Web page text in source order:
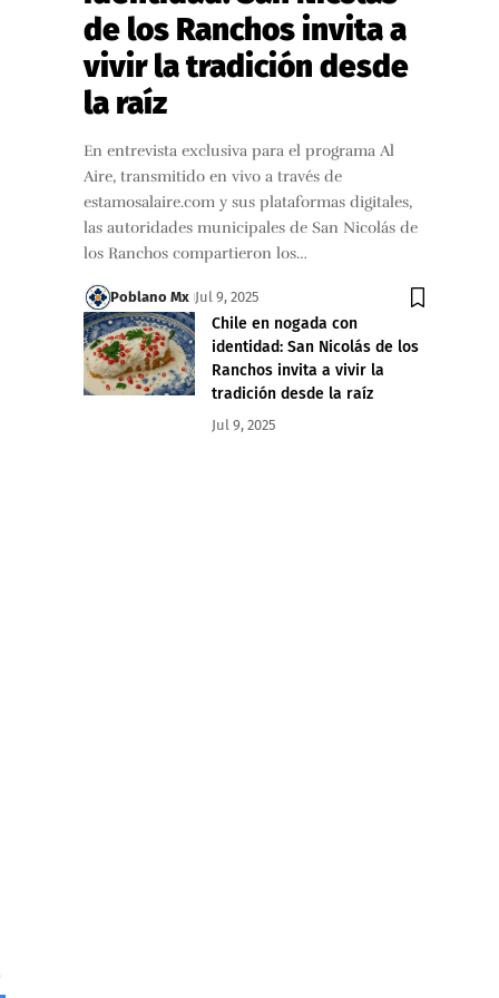
de los Ranchos invita a
vivir la tradición desde
la raíz
En entrevista exclusiva para el programa Al
Aire, transmitido en vivo a través de
estamosalaire.com y sus plataformas digitales,
las autoridades municipales de San Nicolás de
los Ranchos compartieron los…
Poblano Mx Jul 9, 2025
Chile en nogada con
identidad: San Nicolás de los
Ranchos invita a vivir la
tradición desde la raíz
Jul 9, 2025